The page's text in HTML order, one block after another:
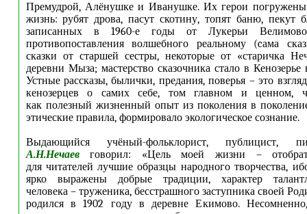
Премудрой, Алёнушке и Иванушке. Их герои
жизнь: рубят дрова, пасут скотину, топят баню, пекут
записанных в 1960-е годы от Лукерьи
противопоставления волшебного реальному (cама
сказки от старшей сестры, некоторые от «старичка
деревни Мыза; мастерство сказочника стало в Кенозерье
Устные рассказы, былички, предания, поверья – это
кенозерцев о самих себе, том главном и ценном,
как полезный жизненный опыт из поколения в
этические правила, формировало экологическое сознание.
Выдающийся учёный-фольклорист, публицист,
А.Н.Нечаевговорил: «Цель моей жизни –
для читателей лучшие образцы народного творчества,
ярко выражены добрые традиции, характер
человека – труженика, бесстрашного заступника своей
родился в 1902 году в деревне Екимово. Несомненно,